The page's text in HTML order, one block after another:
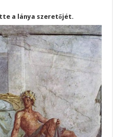
a lánya szeretőjét.